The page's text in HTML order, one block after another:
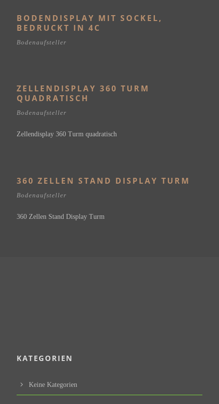
BODENDISPLAY MIT SOCKEL,
BEDRUCKT IN 4C
Bodenaufsteller
ZELLENDISPLAY 360 TURM
QUADRATISCH
Bodenaufsteller
Zellendisplay 360 Turm quadratisch
360 ZELLEN STAND DISPLAY TURM
Bodenaufsteller
360 Zellen Stand Display Turm
KATEGORIEN
Keine Kategorien